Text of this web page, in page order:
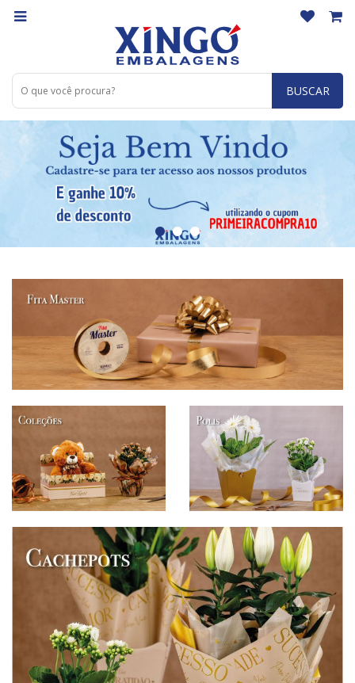
BUSCAR